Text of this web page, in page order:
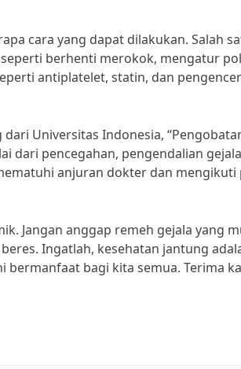
cara yang dapat dilakukan. Salah
berhenti merokok, mengatur
antiplatelet, statin, dan
Universitas Indonesia,
dari pencegahan, pengendalian
anjuran dokter dan
Jangan anggap remeh gejala yang
Ingatlah, kesehatan jantung
bagi kita semua. Terima